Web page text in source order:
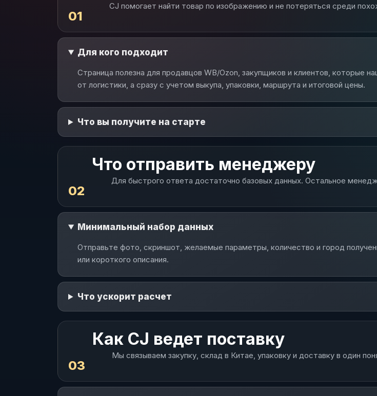
01
CJ помогает найти товар по изображению и не потеряться среди
Для кого подходит
Страница полезна для продавцов WB/Ozon, закупщиков и клиентов, которые
от логистики, а сразу с учетом выкупа, упаковки, маршрута и итоговой цены.
Что вы получите на старте
02
Что отправить менеджеру
Для быстрого ответа достаточно базовых данных. Остальное
Минимальный набор данных
Отправьте фото, скриншот, желаемые параметры, количество и город
или короткого описания.
Что ускорит расчет
03
Как CJ ведет поставку
Мы связываем закупку, склад в Китае, упаковку и доставку в один